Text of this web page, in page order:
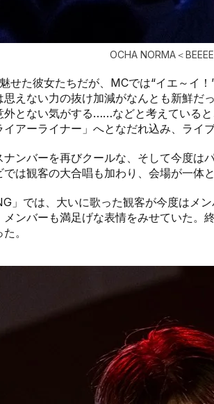
OCHA NORMA＜
せた彼女たちだが、MCでは“イエ～イ
えない力の抜け加減がなんとも新鮮だ
外とない気がする……などと考えている
アーライナー」へとなだれ込み、ライブ
ナンバーを再びクールな、そして今度は
は観客の大合唱も加わり、会場が一体
」では、大いに歌った観客が今度はメ
ンバーも満足げな表情をみせていた。
。